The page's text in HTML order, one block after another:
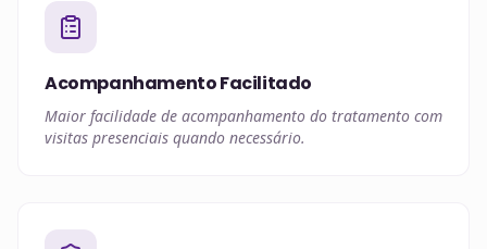
Acompanhamento Facilitado
Maior facilidade de acompanhamento do tratamento com
visitas presenciais quando necessário.